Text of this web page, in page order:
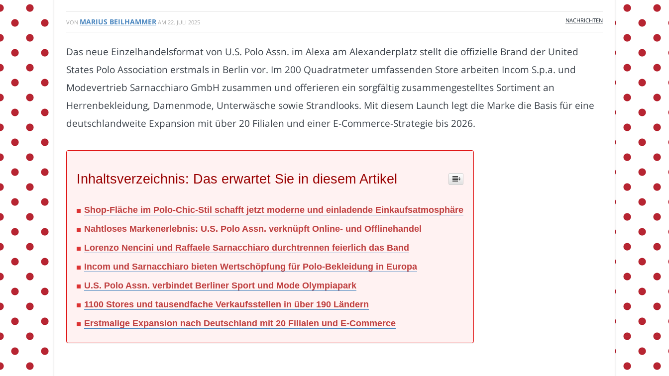
VON MARIUS BEILHAMMER AM 22. JULI 2025 NACHRICHTEN
Das neue Einzelhandelsformat von U.S. Polo Assn. im Alexa am Alexanderplatz stellt die offizielle Brand der United
States Polo Association erstmals in Berlin vor. Im 200 Quadratmeter umfassenden Store arbeiten Incom S.p.a. und
Modevertrieb Sarnacchiaro GmbH zusammen und offerieren ein sorgfältig zusammengestelltes Sortiment an
Herrenbekleidung, Damenmode, Unterwäsche sowie Strandlooks. Mit diesem Launch legt die Marke die Basis für eine
deutschlandweite Expansion mit über 20 Filialen und einer E-Commerce-Strategie bis 2026.
Inhaltsverzeichnis: Das erwartet Sie in diesem Artikel
Shop-Fläche im Polo-Chic-Stil schafft jetzt moderne und einladende Einkaufsatmosphäre
Nahtloses Markenerlebnis: U.S. Polo Assn. verknüpft Online- und Offlinehandel
Lorenzo Nencini und Raffaele Sarnacchiaro durchtrennen feierlich das Band
Incom und Sarnacchiaro bieten Wertschöpfung für Polo-Bekleidung in Europa
U.S. Polo Assn. verbindet Berliner Sport und Mode Olympiapark
1100 Stores und tausendfache Verkaufsstellen in über 190 Ländern
Erstmalige Expansion nach Deutschland mit 20 Filialen und E-Commerce